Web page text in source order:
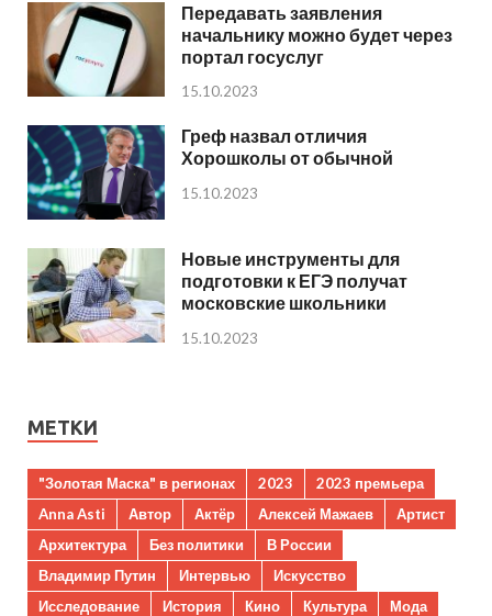
Передавать заявления
начальнику можно будет через
портал госуслуг
15.10.2023
Греф назвал отличия
Хорошколы от обычной
15.10.2023
Новые инструменты для
подготовки к ЕГЭ получат
московские школьники
15.10.2023
МЕТКИ
"Золотая Маска" в регионах 2023
2023 премьера
Anna Asti
Автор Актёр Алексей Мажаев
Артист
Архитектура
Без политики
В России
Владимир Путин
Интервью
Искусство
Исследование
История Кино Культура
Мода